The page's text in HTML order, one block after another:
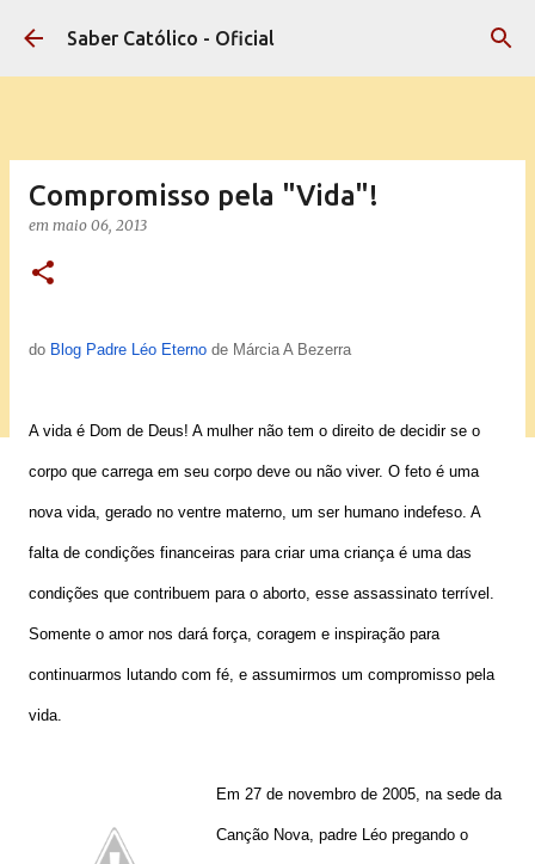
Pular para o conteúdo principal
Saber Católico - Oficial
Compromisso pela "Vida"!
em maio 06, 2013
do Blog Padre Léo Eterno de Márcia A Bezerra
A vida é Dom de Deus! A mulher não tem o direito de decidir se o
corpo que carrega em seu corpo deve ou não viver. O feto é uma
nova vida, gerado no ventre materno, um ser humano indefeso. A
falta de condições financeiras para criar uma criança é uma das
condições que contribuem para o aborto, esse assassinato terrível.
Somente o amor nos dará força, coragem e inspiração para
continuarmos lutando com fé, e assumirmos um compromisso pela
vida.
Em 27 de novembro de 2005, na sede da
Canção Nova, padre Léo pregando o